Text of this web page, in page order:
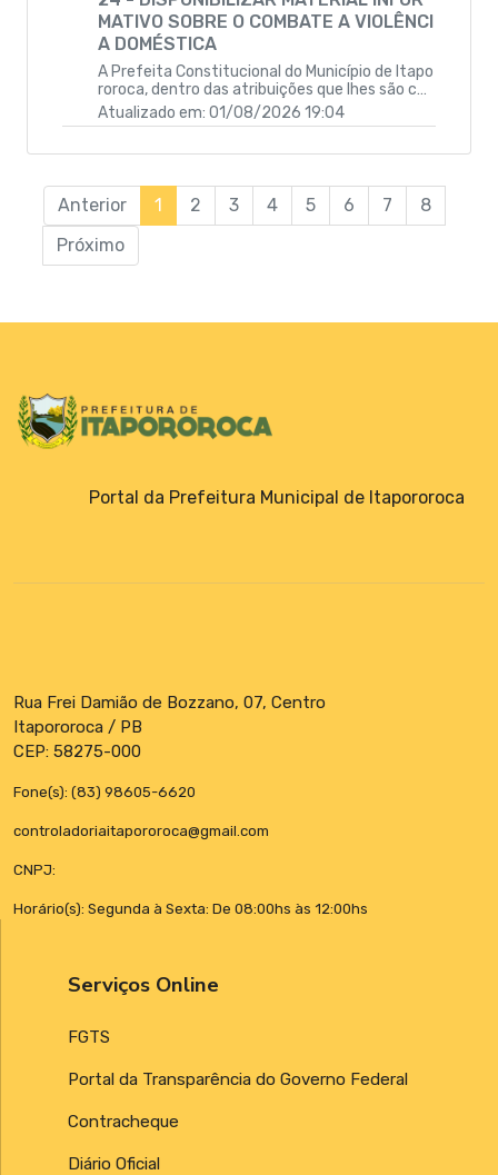
MATIVO SOBRE O COMBATE A VIOLÊNCI
A DOMÉSTICA
A Prefeita Constitucional do Município de Itapo
roroca, dentro das atribuições que lhes são cab
íveis, faz saber que a Câmara Municipal aprovo
u e ela sanciona a seguinte Lei:DISPÕE SOBRE A
DO ENSINO PÚBLICO, NO ATO DA MATRÍCULA ES
VO SOBRE O COMBATE A VIOLÊNCIA DOMÉSTIC
A, E DA OUTRAS PROVIDÊNCIAS.”
Atualizado em: 01/08/2026 19:04
Anterior 1 2 3 4 5 6 7
8
Próximo
Portal da Prefeitura Municipal de Itapororoca
Rua Frei Damião de Bozzano, 07, Centro
Itapororoca / PB
CEP: 58275-000
Fone(s): (83) 98605-6620
controladoriaitapororoca@gmail.com
CNPJ:
Horário(s): Segunda à Sexta: De 08:00hs às 12:00hs
Serviços Online
FGTS
Portal da Transparência do Governo Federal
Contracheque
Diário Oficial